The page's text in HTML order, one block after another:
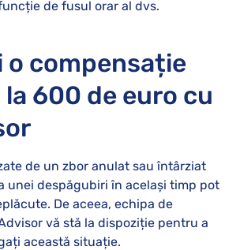
de fusul orar al dvs.
o compensație
la 600 de euro cu
de un zbor anulat sau întârziat
unei despăgubiri în același timp pot
De aceea, echipa de
vă stă la dispoziție pentru a
această situație.